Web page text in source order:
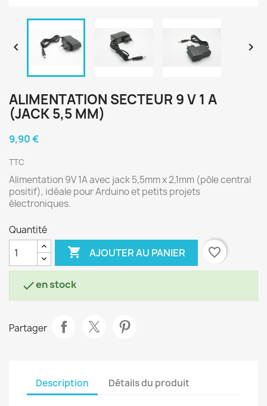
 
ALIMENTATION SECTEUR 9 V 1 A
(JACK 5,5 MM)
9,90 €
TTC
Alimentation 9V 1A avec jack 5,5mm x 2,1mm (pôle central
positif), idéale pour Arduino et petits projets
électroniques.
Quantité
 AJOUTER AU PANIER favorite_border
en stock
Partager
Description Détails du produit